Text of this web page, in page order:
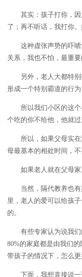
其实：孩子打你，因
了；再不听话，我打你
这种虚张声势的吓唬
关系，我也不怕，最重
另外，老人大都特别
形成一个特别霸道的行
所以我们小区的这个
个吃的你不给他，他就
所以，如果父母实在
母最基本的相处时间，
如果老人就在父母家
当然，隔代教养也有
里，老人的爱可以给孩
的。
有些专家认为说我们
80%的家庭都是由我们
带孩子的情况下，怎么更
下面，我想直接说一